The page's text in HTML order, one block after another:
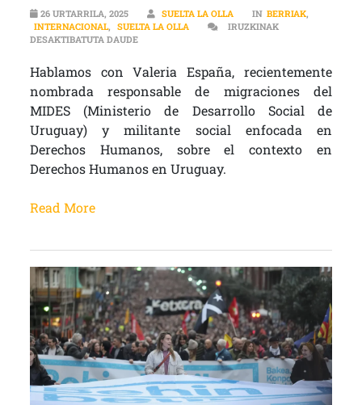
26 URTARRILA, 2025 SUELTA LA OLLA IN BERRIAK,
INTERNACIONAL, SUELTA LA OLLA
IRUZKINAK
DESAKTIBATUTA DAUDEINTERNACIONAL – “HA HABIDO UN
Hablamos con Valeria España, recientemente
nombrada responsable de migraciones del
MIDES (Ministerio de Desarrollo Social de
Uruguay) y militante social enfocada en
Derechos Humanos, sobre el contexto en
Derechos Humanos en Uruguay.
Read More